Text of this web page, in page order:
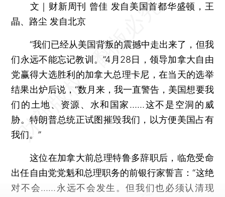
文｜财新周刊 曾佳 发自美国首都华盛顿，王
晶、路尘 发自北京
“我们已经从美国背叛的震撼中走出来了，但我
们永远不能忘记教训。”4月28日，领导加拿大自由
党赢得大选胜利的加拿大总理卡尼，在当天的选举
结果出炉后说，“数月来，我一直警告，美国想要我
们的土地、资源、水和国家……这不是空洞的威
胁。特朗普总统正试图摧毁我们，以方便美国占有
我们。”
这位在加拿大前总理特鲁多辞职后，临危受命
出任自由党党魁和总理职务的前银行家誓言：“这绝
对不会……永远不会发生。但我们也必须认清现